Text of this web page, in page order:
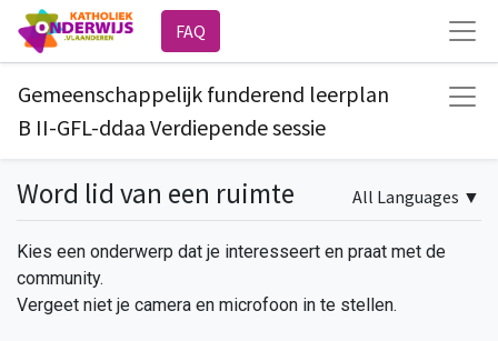
FAQ
Gemeenschappelijk funderend leerplan
B II-GFL-ddaa Verdiepende sessie
Word lid van een ruimte All Languages ▼
Kies een onderwerp dat je interesseert en praat met de
community.
Vergeet niet je camera en microfoon in te stellen.